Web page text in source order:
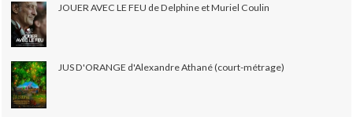
JOUER AVEC LE FEU de Delphine et Muriel Coulin
JUS D'ORANGE d'Alexandre Athané (court-métrage)